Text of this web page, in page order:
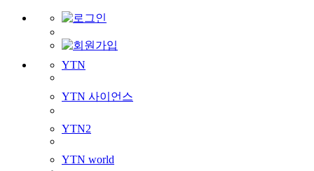
YTN
YTN 사이언스
YTN2
YTN world